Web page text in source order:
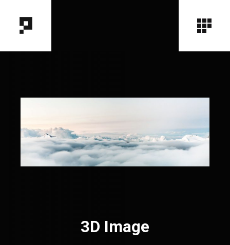
3D Image